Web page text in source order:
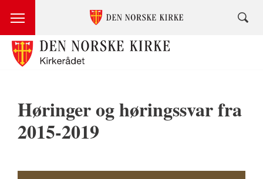
Høringer og høringssvar fra
2015-2019